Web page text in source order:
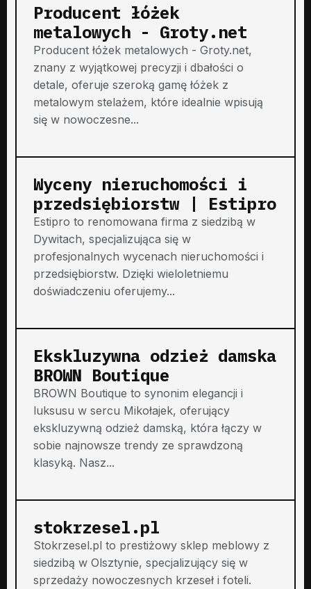
Producent łóżek
metalowych - Groty.net
Producent łóżek metalowych - Groty.net,
znany z wyjątkowej precyzji i dbałości o
detale, oferuje szeroką gamę łóżek z
metalowym stelażem, które idealnie wpisują
się w nowoczesne...
Wyceny nieruchomości i
przedsiębiorstw | Estipro
Estipro to renomowana firma z siedzibą w
Dywitach, specjalizująca się w
profesjonalnych wycenach nieruchomości i
przedsiębiorstw. Dzięki wieloletniemu
doświadczeniu oferujemy...
Ekskluzywna odzież damska
BROWN Boutique
BROWN Boutique to synonim elegancji i
luksusu w sercu Mikołajek, oferujący
ekskluzywną odzież damską, która łączy w
sobie najnowsze trendy ze sprawdzoną
klasyką. Nasz...
stokrzesel.pl
Stokrzesel.pl to prestiżowy sklep meblowy z
siedzibą w Olsztynie, specjalizujący się w
sprzedaży nowoczesnych krzeseł i foteli.